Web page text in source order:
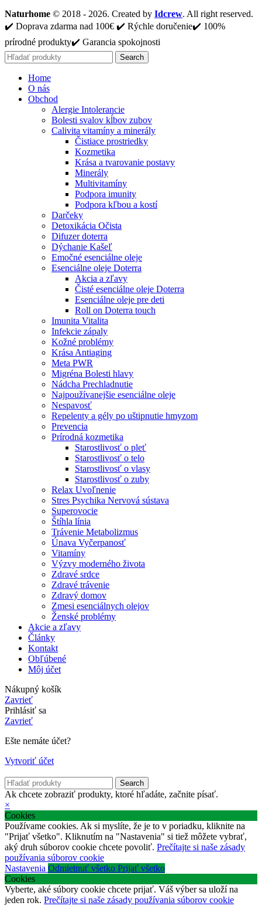
Naturhome © 2018 - 2026. Created by Idcrew. All right reserved.
✔️ Doprava zdarma nad 100€ ✔️ Rýchle doručenie✔️ 100%
prírodné produkty✔️ Garancia spokojnosti
Search
Home
O nás
Obchod
Alergie Intolerancie
Bolesti svalov kĺbov zubov
Calivita vitamíny a minerály
Čistiace prostriedky
Kozmetika
Krása a tvarovanie postavy
Minerály
Multivitamíny
Podpora imunity
Podpora kľbou a kostí
Darčeky
Detoxikácia Očista
Difuzer doterra
Dýchanie Kašeľ
Emočné esenciálne oleje
Esenciálne oleje Doterra
Akcia a zľavy
Čisté esenciálne oleje Doterra
Esenciálne oleje pre deti
Roll on Doterra touch
Imunita Vitalita
Infekcie zápaly
Kožné problémy
Krása Antiaging
Meta PWR
Migréna Bolesti hlavy
Nádcha Prechladnutie
Najpoužívanejšie esenciálne oleje
Nespavosť
Repelenty a gély po uštipnutie hmyzom
Prevencia
Prírodná kozmetika
Starostlivosť o pleť
Starostlivosť o telo
Starostlivosť o vlasy
Starostlivosť o zuby
Relax Uvoľnenie
Stres Psychika Nervová sústava
Superovocie
Štíhla línia
Trávenie Metabolizmus
Únava Vyčerpanosť
Vitamíny
Výzvy moderného života
Zdravé srdce
Zdravé trávenie
Zdravý domov
Zmesi esenciálnych olejov
Ženské problémy
Akcie a zľavy
Články
Kontakt
Obľúbené
Môj účet
Nákupný košík
Zavrieť
Prihlásiť sa
Zavrieť
Ešte nemáte účet?
Vytvoriť účet
Search
Ak chcete zobraziť produkty, ktoré hľadáte, začnite písať.
×
Cookies
Používame cookies. Ak si myslíte, že je to v poriadku, kliknite na
"Prijať všetko". Kliknutím na "Nastavenia" si tiež môžete vybrať,
aký druh súborov cookie chcete povoliť. Prečítajte si naše zásady
používania súborov cookie
Nastavenia Odmietnuť všetko Prijať všetko
Cookies
Vyberte, aké súbory cookie chcete prijať. Váš výber sa uloží na
jeden rok. Prečítajte si naše zásady používania súborov cookie